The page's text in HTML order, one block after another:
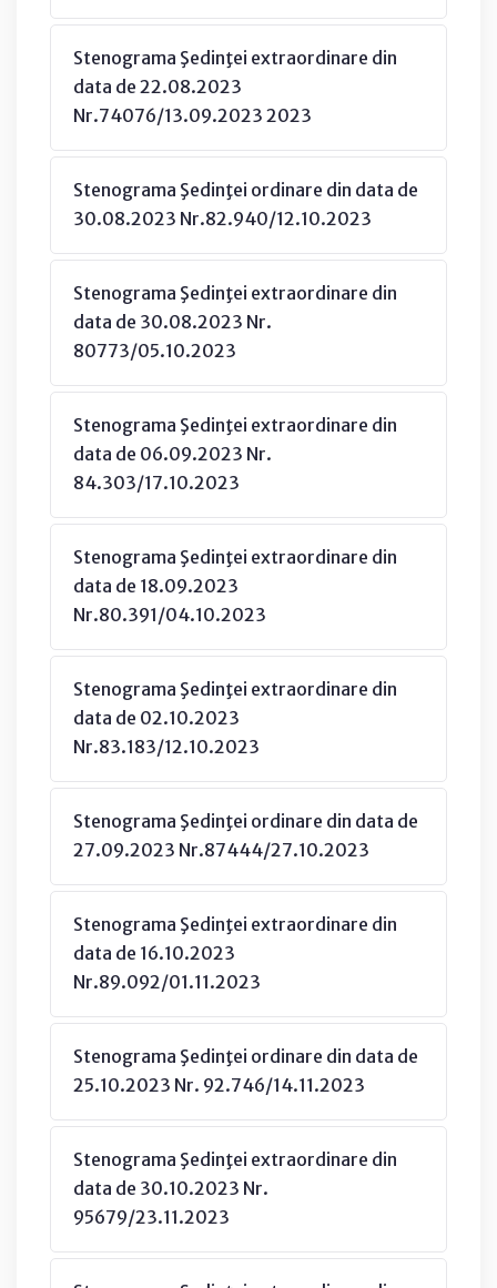
Stenograma Şedinţei extraordinare din
data de 22.08.2023
Nr.74076/13.09.2023 2023
Stenograma Şedinţei ordinare din data de
30.08.2023 Nr.82.940/12.10.2023
Stenograma Şedinţei extraordinare din
data de 30.08.2023 Nr.
80773/05.10.2023
Stenograma Şedinţei extraordinare din
data de 06.09.2023 Nr.
84.303/17.10.2023
Stenograma Şedinţei extraordinare din
data de 18.09.2023
Nr.80.391/04.10.2023
Stenograma Şedinţei extraordinare din
data de 02.10.2023
Nr.83.183/12.10.2023
Stenograma Şedinţei ordinare din data de
27.09.2023 Nr.87444/27.10.2023
Stenograma Şedinţei extraordinare din
data de 16.10.2023
Nr.89.092/01.11.2023
Stenograma Şedinţei ordinare din data de
25.10.2023 Nr. 92.746/14.11.2023
Stenograma Şedinţei extraordinare din
data de 30.10.2023 Nr.
95679/23.11.2023